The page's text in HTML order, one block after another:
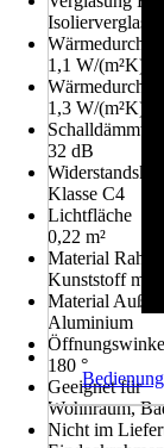
1,1 W/(m²K)
1,3 W/(m²K)
32 dB
Klasse C4
Lichtfläche
0,22 m²
Material
Kunststoff mit
Material
Aluminium
180 °
Geeignet für
Wohnraum,
Nicht im